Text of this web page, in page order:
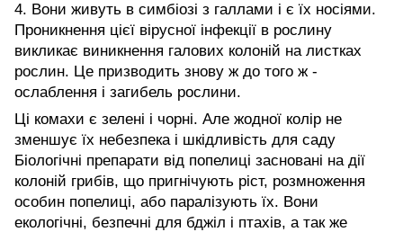
4. Вони живуть в симбіозі з галлами і є їх носіями.
Проникнення цієї вірусної інфекції в рослину
викликає виникнення галових колоній на листках
рослин. Це призводить знову ж до того ж -
ослаблення і загибель рослини.
Ці комахи є зелені і чорні. Але жодної колір не
зменшує їх небезпека і шкідливість для саду
Біологічні препарати від попелиці засновані на дії
колоній грибів, що пригнічують ріст, розмноження
особин попелиці, або паралізують їх. Вони
екологічні, безпечні для бджіл і птахів, а так же